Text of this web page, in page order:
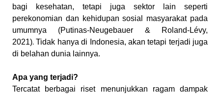
bagi kesehatan, tetapi juga sektor lain seperti
perekonomian dan kehidupan sosial masyarakat pada
umumnya (Putinas-Neugebauer & Roland-Lévy,
2021).Tidak hanya di Indonesia, akan tetapi terjadi juga
di belahan dunia lainnya.
Apa yang terjadi?
Tercatat berbagai riset menunjukkan ragam dampak